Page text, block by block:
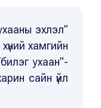
эхлэл”
хамгийн
ухаан”-
сайн үйл